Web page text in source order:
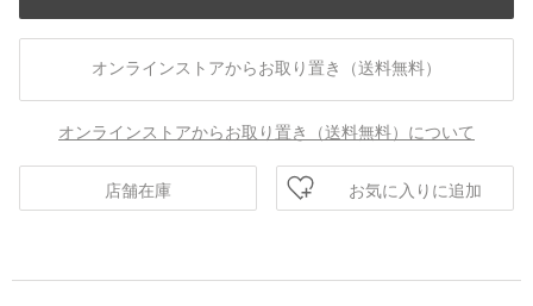
オンラインストアからお取り置き（送料無料）
オンラインストアからお取り置き（送料無料）について
店舗在庫 お気に入りに追加